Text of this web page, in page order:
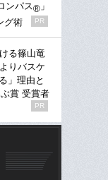
ンパス® 」
グ術
PR
る篠山竜
りバスケ
」理由と
賞 受賞者
PR